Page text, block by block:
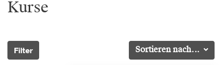
Kurse
Sortieren nach...
Filter